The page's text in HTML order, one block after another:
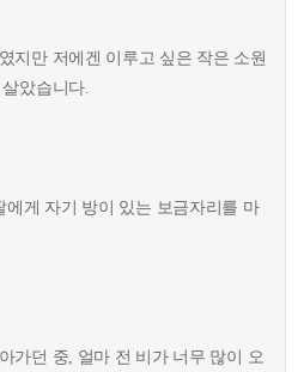
지만 저에겐 이루고 싶은 작은 소원
았습니다.
에게 자기 방이 있는 보금자리를 마
가던 중, 얼마 전 비가 너무 많이 오